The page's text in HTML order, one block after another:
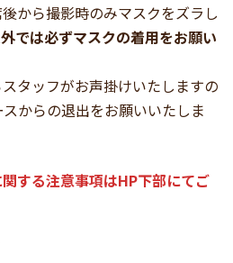
から撮影時のみマスクをズラし
では必ずマスクの着用をお願い
タッフがお声掛けいたしますの
からの退出をお願いいたしま
する注意事項はHP下部にてご